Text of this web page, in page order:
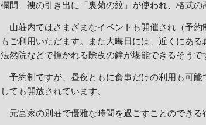
欄間、襖の引き出に「裏菊の紋」が使われ、格式の
山荘内ではさまざまなイベントも開催され（予約
もご利用いただます。また大晦日には、近くにあ
法然院などで撞かれる除夜の鐘が堪能できるそうで
予約制ですが、昼夜ともに食事だけの利用も可能
しても開放されています。
元宮家の別荘で優雅な時間を過ごすことのできる